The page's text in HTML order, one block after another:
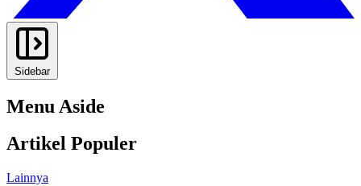
Sidebar
Menu Aside
Artikel Populer
Lainnya